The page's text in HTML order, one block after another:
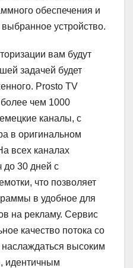
обеспечения и
устройство.
вам будут
задачей будет
Prosto TV
более чем 1000
каналы, с
в оригинальном
всех каналах
до 30 дней с
что позволяет
в удобное для
на рекламу. Сервис
качество потока со
наслаждаться высоким
идентичным